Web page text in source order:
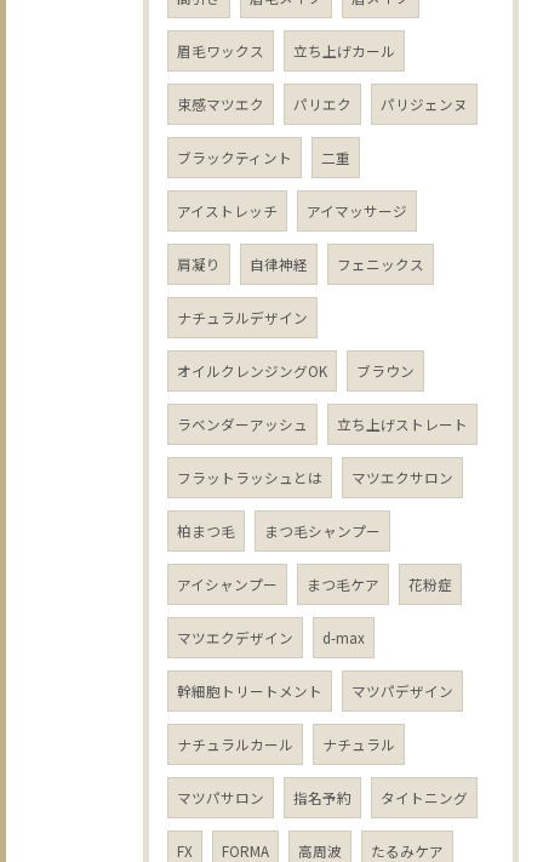
眉毛ワックス 立ち上げカール
束感マツエク パリエク パリジェンヌ
ブラックティント 二重
アイストレッチ アイマッサージ
肩凝り 自律神経 フェニックス
ナチュラルデザイン
オイルクレンジングOK ブラウン
ラベンダーアッシュ 立ち上げストレート
フラットラッシュとは マツエクサロン
柏まつ毛 まつ毛シャンプー
アイシャンプー まつ毛ケア 花粉症
マツエクデザイン d-max
幹細胞トリートメント マツパデザイン
ナチュラルカール ナチュラル
マツパサロン 指名予約 タイトニング
FX FORMA 高周波 たるみケア